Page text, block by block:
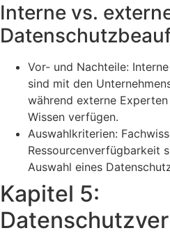
Interne vs.
Vor- und Nachteile:
sind mit den
während externe
Wissen verfügen.
Auswahlkriterien:
Ressourcenverfügbarkeit
Auswahl eines
Kapitel 5: